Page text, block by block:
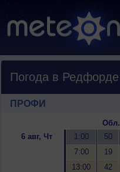
Погода в Редфорде
ПРОФИ
Обл.
6 авг, Чт
1:00 50
7:00
19
13:00
42